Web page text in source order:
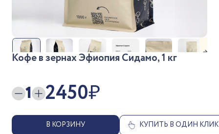
→
Кофе в зернах Эфиопия Сидамо, 1 кг
1 2450₽
В КОРЗИНУ КУПИТЬ В ОДИН КЛИК